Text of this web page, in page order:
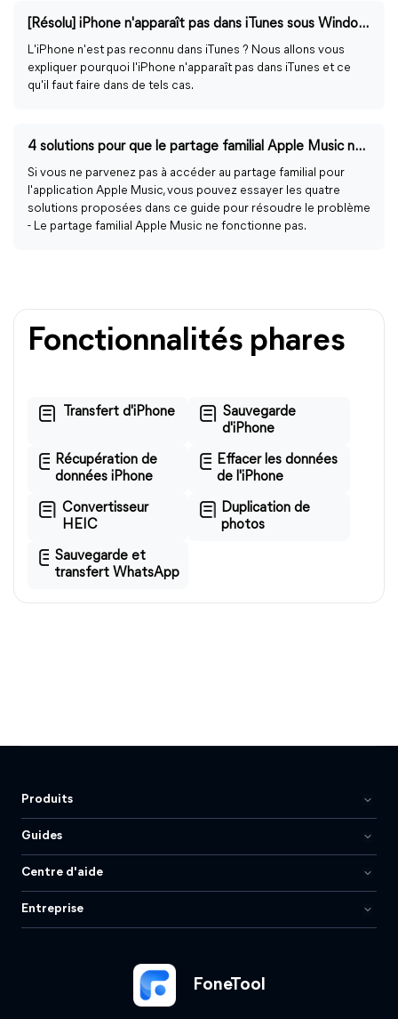
[Résolu] iPhone n'apparaît pas dans iTunes sous Windows 10/11
L'iPhone n'est pas reconnu dans iTunes ? Nous allons vous
expliquer pourquoi l'iPhone n'apparaît pas dans iTunes et ce
qu'il faut faire dans de tels cas.
4 solutions pour que le partage familial Apple Music ne fonctionne pas
Si vous ne parvenez pas à accéder au partage familial pour
l'application Apple Music, vous pouvez essayer les quatre
solutions proposées dans ce guide pour résoudre le problème
- Le partage familial Apple Music ne fonctionne pas.
Fonctionnalités phares
Transfert d'iPhone
Sauvegarde
d'iPhone
Récupération de
données iPhone
Effacer les données
de l'iPhone
Convertisseur
HEIC
Duplication de
photos
Sauvegarde et
transfert WhatsApp
FoneTool
Produits
Guides
Centre d'aide
Entreprise